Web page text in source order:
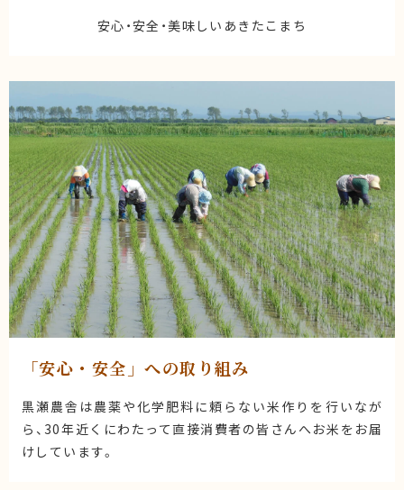
安心・安全・美味しいあきたこまち
「安心・安全」への取り組み
黒瀬農舎は農薬や化学肥料に頼らない米作りを行いなが
ら、30年近くにわたって直接消費者の皆さんへお米をお届
けしています。